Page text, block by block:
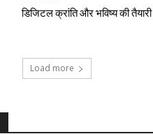
डिजिटल क्रांति और भविष्य की तैयारी
Load more